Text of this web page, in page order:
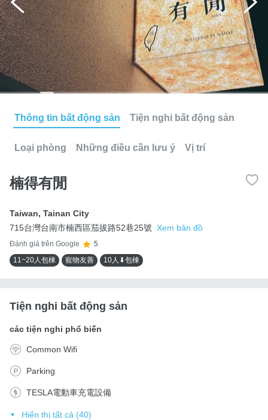
Thông tin bất động sản Tiện nghi bất động sản
Loại phòng Những điều cần lưu ý Vị trí
楠得有閒
Taiwan, Tainan City
715台灣台南市楠西區茄拔路52巷25號
Xem bản đồ
Đánh giá trên Google
5
11~20人包棟
寵物友善 10人⬇包棟
Tiện nghi bất động sản
các tiện nghi phổ biến
Common Wifi
Parking
TESLA電動車充電設備
Hiển thị tất cả (40)